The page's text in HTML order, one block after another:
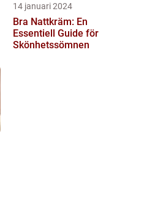
14 januari 2024
Bra Nattkräm: En
Essentiell Guide för
Skönhetssömnen